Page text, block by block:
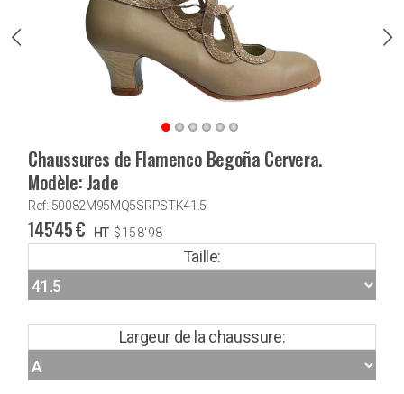
Chaussures de Flamenco Begoña Cervera.
Modèle: Jade
Ref: 50082M95MQ5SRPSTK41.5
145'45€ HT $158'98
Taille:
Largeur de la chaussure: